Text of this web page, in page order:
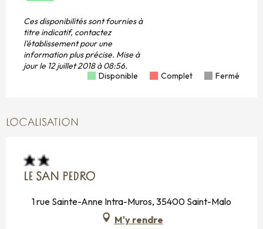
Ces disponibilités sont fournies à
titre indicatif, contactez
l'établissement pour une
information plus précise. Mise à
jour le 12 juillet 2018 à 08:56.
Disponible
Complet Fermé
LOCALISATION
LE SAN PEDRO
1 rue Sainte-Anne Intra-Muros, 35400 Saint-Malo
M'y rendre